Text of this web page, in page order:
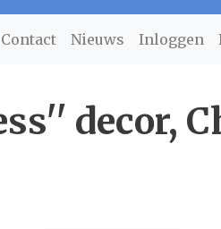
Contact Nieuws Inloggen
decor,